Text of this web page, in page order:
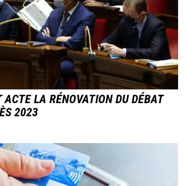
ACTE LA RÉNOVATION DU DÉBAT
2023